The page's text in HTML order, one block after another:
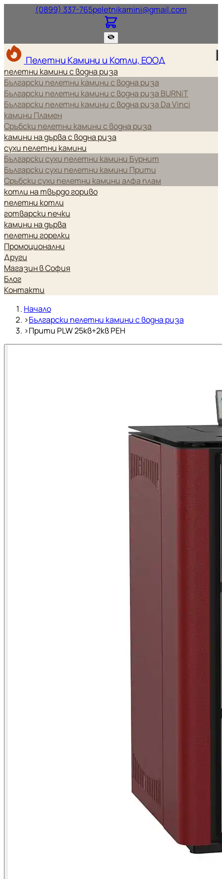
(0899) 337-765Нашият телефонен номер.
peletnikamini@gmail.com
Пелетни Камини и Котли, ЕООД
пелетни камини с водна риза
Български пелетни камини с водна риза
Български пелетни камини с водна риза BURNiT
Български пелетни камини с водна риза Da Vinci
камини Пламен
Сръбски пелетни камини с водна риза
камини на дърва с водна риза
сухи пелетни камини
Български сухи пелетни камини Бурнит
Български сухи пелетни камини Прити
Сръбски сухи пелетни камини алфа плам
котли на твърдо гориво
пелетни котли
готварски печки
камини на дърва
пелетни горелки
Промоционални
Други
Магазин в София
Блог
Контакти
Начало
›Български пелетни камини с водна риза
›Прити PLW 25кв+2кв PEH